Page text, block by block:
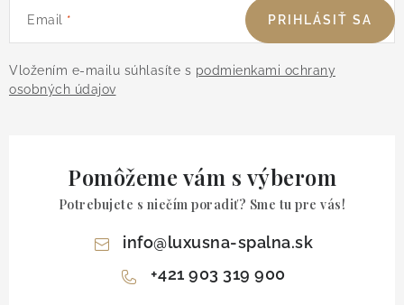
Email
Vložením e-mailu súhlasíte s podmienkami ochrany
osobných údajov
PRIHLÁSIŤ SA
Pomôžeme vám s výberom
Potrebujete s niečím poradiť? Sme tu pre vás!
info@luxusna-spalna.sk
+421 903 319 900